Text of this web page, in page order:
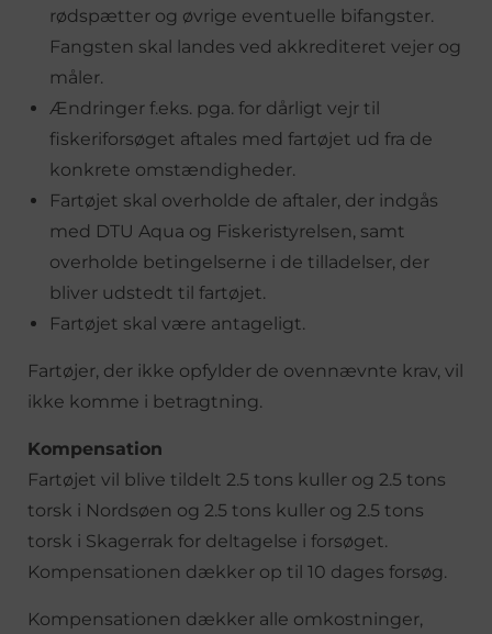
rødspætter og øvrige eventuelle bifangster.
Fangsten skal landes ved akkrediteret vejer og
måler.
Ændringer f.eks. pga. for dårligt vejr til
fiskeriforsøget aftales med fartøjet ud fra de
konkrete omstændigheder.
Fartøjet skal overholde de aftaler, der indgås
med DTU Aqua og Fiskeristyrelsen, samt
overholde betingelserne i de tilladelser, der
bliver udstedt til fartøjet.
Fartøjet skal være antageligt.
Fartøjer, der ikke opfylder de ovennævnte krav, vil
ikke komme i betragtning.
Kompensation
Fartøjet vil blive tildelt 2.5 tons kuller og 2.5 tons
torsk i Nordsøen og 2.5 tons kuller og 2.5 tons
torsk i Skagerrak for deltagelse i forsøget.
Kompensationen dækker op til 10 dages forsøg.
Kompensationen dækker alle omkostninger,